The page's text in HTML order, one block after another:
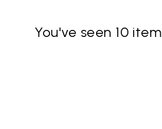
You've seen 10